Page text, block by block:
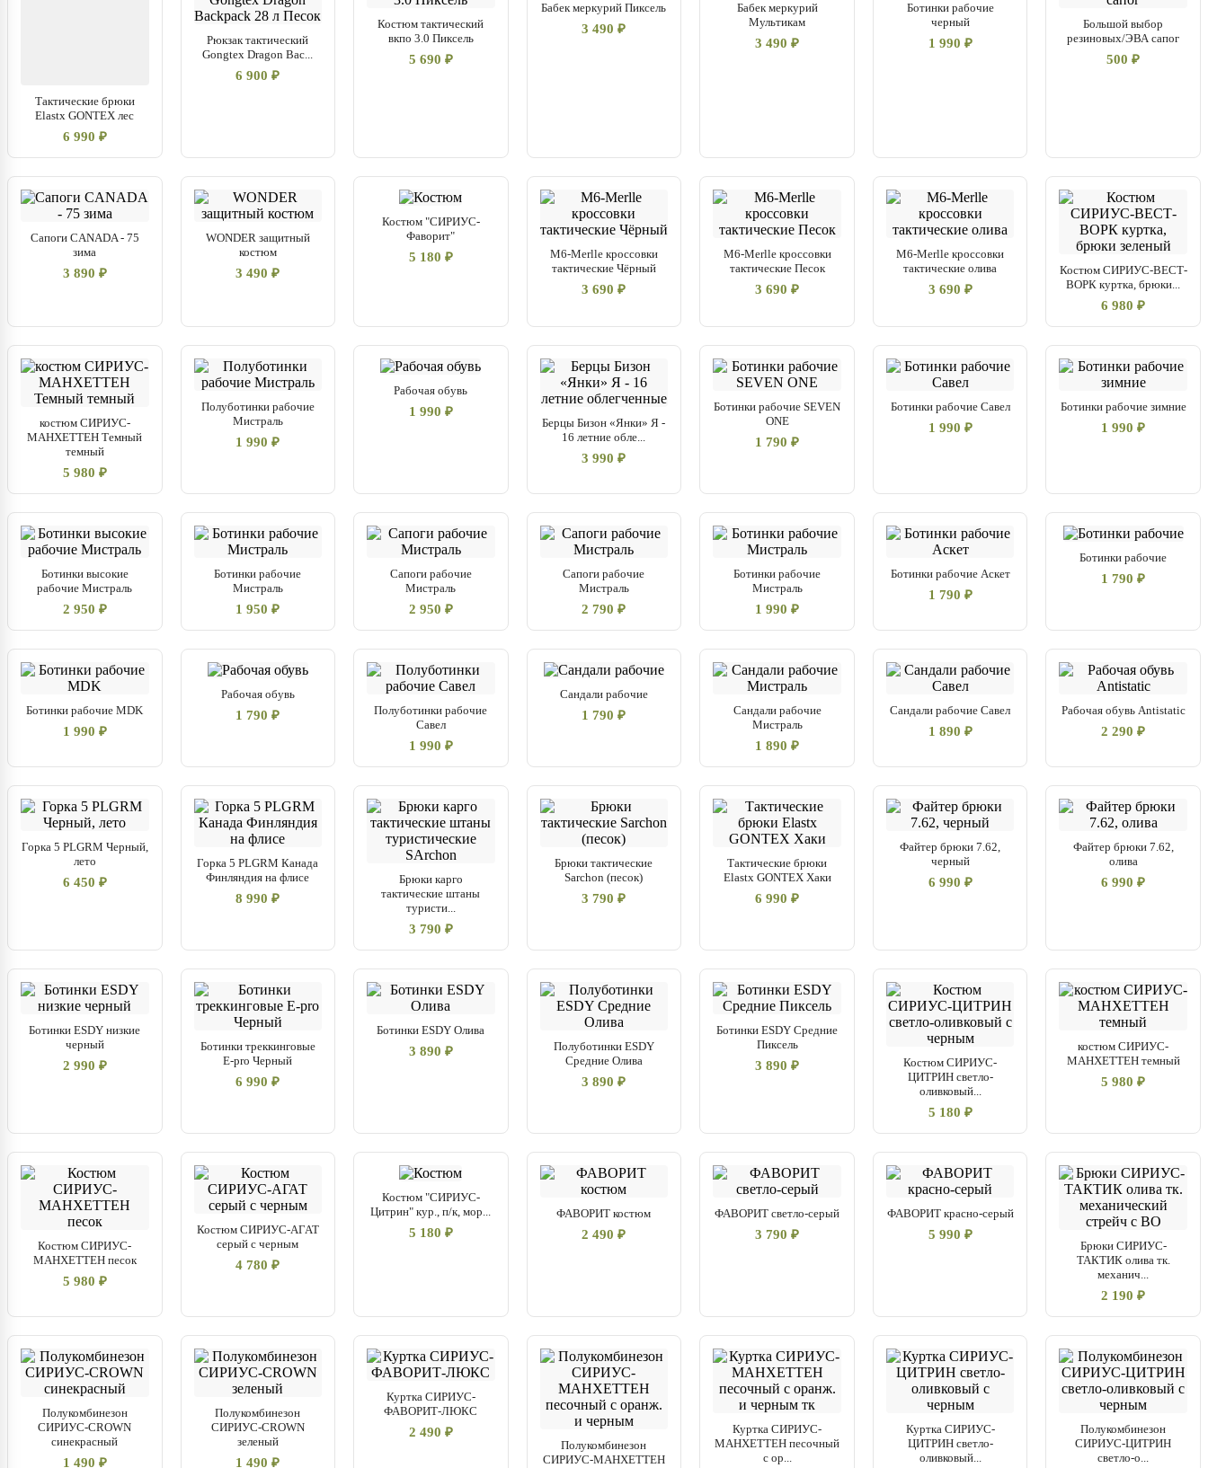
Тактические брюки
Elastx GONTEX лес
6 990 ₽
Рюкзак тактический
Gongtex Dragon Bac...
6 900 ₽
Костюм тактический
вкпо 3.0 Пиксель
5 690 ₽
Бабек меркурий Пиксель
3 490 ₽
Бабек меркурий
Мультикам
3 490 ₽
Ботинки рабочие
черный
1 990 ₽
Большой выбор
резиновых/ЭВА сапог
500 ₽
Сапоги CANADA - 75
зима
3 890 ₽
WONDER защитный
костюм
3 490 ₽
Костюм "СИРИУС-
Фаворит"
5 180 ₽
M6-Merlle кроссовки
тактические Чёрный
3 690 ₽
M6-Merlle кроссовки
тактические Песок
3 690 ₽
M6-Merlle кроссовки
тактические олива
3 690 ₽
Костюм СИРИУС-ВЕСТ-
ВОРК куртка, брюки...
6 980 ₽
костюм СИРИУС-
МАНХЕТТЕН Темный
темный
5 980 ₽
Полуботинки рабочие
Мистраль
1 990 ₽
Рабочая обувь
1 990 ₽
Берцы Бизон «Янки» Я -
16 летние обле...
3 990 ₽
Ботинки рабочие SEVEN
ONE
1 790 ₽
Ботинки рабочие Савел
1 990 ₽
Ботинки рабочие зимние
1 990 ₽
Ботинки высокие
рабочие Мистраль
2 950 ₽
Ботинки рабочие
Мистраль
1 950 ₽
Сапоги рабочие
Мистраль
2 950 ₽
Сапоги рабочие
Мистраль
2 790 ₽
Ботинки рабочие
Мистраль
1 990 ₽
Ботинки рабочие Аскет
1 790 ₽
Ботинки рабочие
1 790 ₽
Ботинки рабочие MDK
1 990 ₽
Рабочая обувь
1 790 ₽
Полуботинки рабочие
Савел
1 990 ₽
Сандали рабочие
1 790 ₽
Сандали рабочие
Мистраль
1 890 ₽
Сандали рабочие Савел
1 890 ₽
Рабочая обувь Antistatic
2 290 ₽
Горка 5 PLGRM Черный,
лето
6 450 ₽
Горка 5 PLGRM Канада
Финляндия на флисе
8 990 ₽
Брюки карго
тактические штаны
туристи...
3 790 ₽
Брюки тактические
Sarchon (песок)
3 790 ₽
Тактические брюки
Elastx GONTEX Хаки
6 990 ₽
Файтер брюки 7.62,
черный
6 990 ₽
Файтер брюки 7.62,
олива
6 990 ₽
Ботинки ESDY низкие
черный
2 990 ₽
Ботинки треккинговые
E-pro Черный
6 990 ₽
Ботинки ESDY Олива
3 890 ₽
Полуботинки ESDY
Средние Олива
3 890 ₽
Ботинки ESDY Средние
Пиксель
3 890 ₽
Костюм СИРИУС-
ЦИТРИН светло-
оливковый...
5 180 ₽
костюм СИРИУС-
МАНХЕТТЕН темный
5 980 ₽
Костюм СИРИУС-
МАНХЕТТЕН песок
5 980 ₽
Костюм СИРИУС-АГАТ
серый с черным
4 780 ₽
Костюм "СИРИУС-
Цитрин" кур., п/к, мор...
5 180 ₽
ФАВОРИТ костюм
2 490 ₽
ФАВОРИТ светло-серый
3 790 ₽
ФАВОРИТ красно-серый
5 990 ₽
Брюки СИРИУС-
ТАКТИК олива тк.
механич...
2 190 ₽
Полукомбинезон
СИРИУС-CROWN
синекрасный
1 490 ₽
Полукомбинезон
СИРИУС-CROWN
зеленый
1 490 ₽
Куртка СИРИУС-
ФАВОРИТ-ЛЮКС
2 490 ₽
Полукомбинезон
СИРИУС-МАНХЕТТЕН
Куртка СИРИУС-
МАНХЕТТЕН песочный
с ор...
Куртка СИРИУС-
ЦИТРИН светло-
оливковый...
Полукомбинезон
СИРИУС-ЦИТРИН
светло-о...